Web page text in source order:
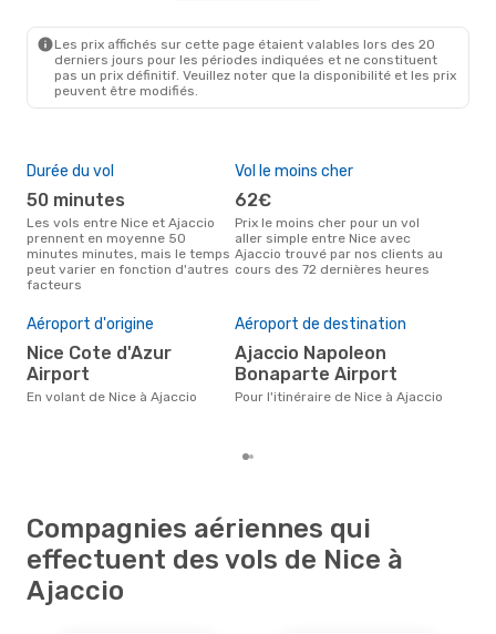
Les prix affichés sur cette page étaient valables lors des 20
derniers jours pour les périodes indiquées et ne constituent
pas un prix définitif. Veuillez noter que la disponibilité et les prix
peuvent être modifiés.
Durée du vol
50 minutes
Les vols entre Nice et Ajaccio
prennent en moyenne 50
minutes minutes, mais le temps
peut varier en fonction d'autres
facteurs
Vol le moins cher
62€
Prix le moins cher pour un vol
aller simple entre Nice avec
Ajaccio trouvé par nos clients au
cours des 72 dernières heures
Aéroport d'origine
Nice Cote d'Azur
Airport
En volant de Nice à Ajaccio
Aéroport de destination
Ajaccio Napoleon
Bonaparte Airport
Pour l'itinéraire de Nice à Ajaccio
Compagnies aériennes qui
effectuent des vols de Nice à
Ajaccio